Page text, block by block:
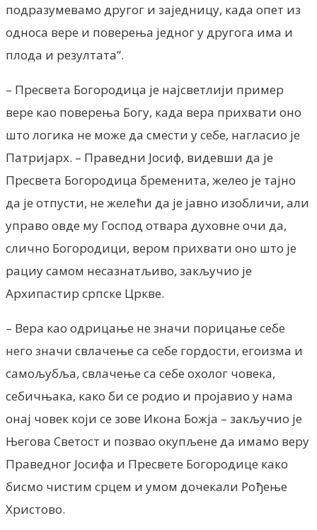
подразумевамо другог и заједницу, када опет из
односа вере и поверења једног у другога има и
плода и резултата”.
– Пресвета Богородица је најсветлији пример
вере као поверења Богу, када вера прихвати оно
што логика не може да смести у себе, нагласио је
Патријарх. – Праведни Јосиф, видевши да је
Пресвета Богородица бременита, желео је тајно
да је отпусти, не желећи да је јавно изобличи, али
управо овде му Господ отвара духовне очи да,
слично Богородици, вером прихвати оно што је
рациу самом несазнатљиво, закључио је
Архипастир српске Цркве.
– Вера као одрицање не значи порицање себе
него значи свлачење са себе гордости, егоизма и
самољубља, свлачење са себе охолог човека,
себичњака, како би се родио и пројавио у нама
онај човек који се зове Икона Божја – закључио је
Његова Светост и позвао окупљене да имамо веру
Праведног Јосифа и Пресвете Богородице како
бисмо чистим срцем и умом дочекали Рођење
Христово.